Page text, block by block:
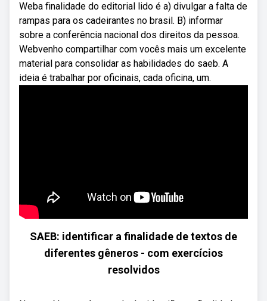
Weba finalidade do editorial lido é a) divulgar a falta de
rampas para os cadeirantes no brasil. B) informar
sobre a conferência nacional dos direitos da pessoa.
Webvenho compartilhar com vocês mais um excelente
material para consolidar as habilidades do saeb. A
ideia é trabalhar por oficinais, cada oficina, um.
SAEB: identificar a finalidade de textos de
diferentes gêneros - com exercícios
resolvidos